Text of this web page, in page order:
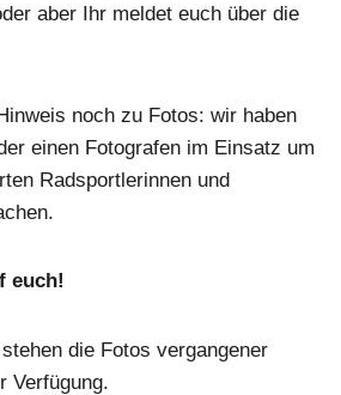
aber Ihr meldet euch über die
noch zu Fotos: wir haben
einen Fotografen im Einsatz um
Radsportlerinnen und
euch!
die Fotos vergangener
Verfügung.